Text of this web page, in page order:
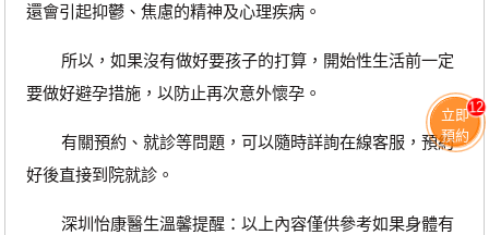
還會引起抑鬱、焦慮的精神及心理疾病。
所以，如果沒有做好要孩子的打算，開始性生活前一定
要做好避孕措施，以防止再次意外懷孕。
有關預約、就診等問題，可以隨時詳詢在線客服，預約
好後直接到院就診。
深圳怡康醫生溫馨提醒：以上內容僅供參考如果身體有
立即
預約
12